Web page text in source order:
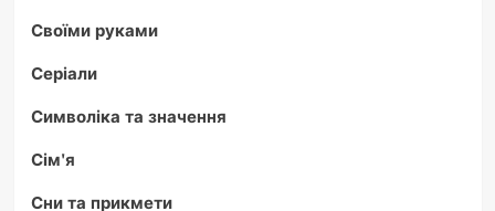
Своїми руками
Серіали
Символіка та значення
Сім'я
Сни та прикмети